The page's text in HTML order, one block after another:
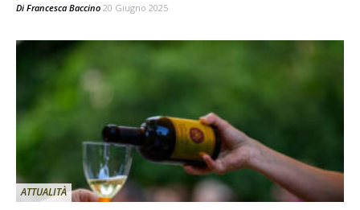
Di Francesca Baccino 20 Giugno 2025
ATTUALITÀ